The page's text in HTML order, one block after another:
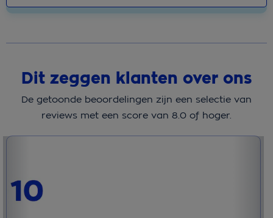
Dit zeggen klanten over ons
De getoonde beoordelingen zijn een selectie van
reviews met een score van 8.0 of hoger.